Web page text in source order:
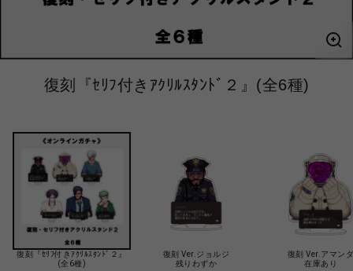
復刻『ｾﾘﾌ付きｱｸﾘﾙｽﾀﾝﾄﾞ２』(全6種)
復刻『ｾﾘﾌ付きｱｸﾘﾙｽﾀﾝﾄﾞ２』
(全6種)
復刻 Ver.ジョルジ
残りわずか
復刻 Ver.アマン
在庫あり